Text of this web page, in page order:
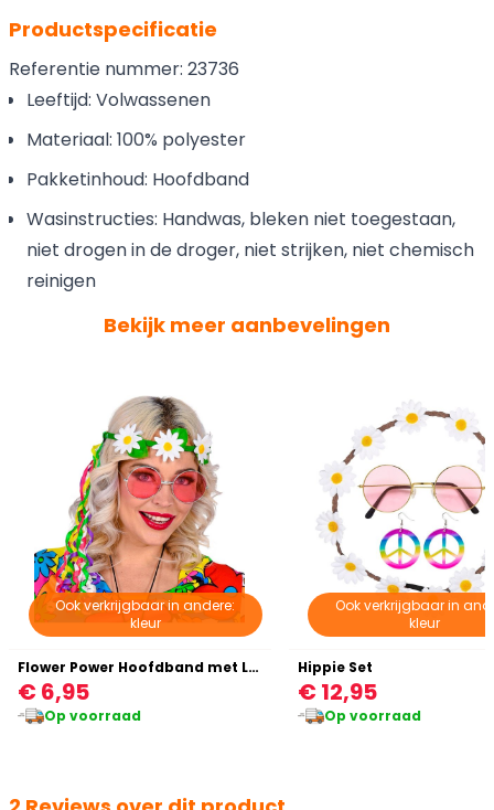
Productspecificatie
Referentie nummer: 23736
Leeftijd: Volwassenen
Materiaal: 100% polyester
Pakketinhoud: Hoofdband
Wasinstructies: Handwas, bleken niet toegestaan,
niet drogen in de droger, niet strijken, niet chemisch
reinigen
Bekijk meer aanbevelingen
Ook verkrijgbaar in andere:
kleur
Flower Power Hoofdband met Lintjes
€ 6,95
Op voorraad
Ook verkrijgbaar in
kleur
Hippie Set
€ 12,95
Op voorraad